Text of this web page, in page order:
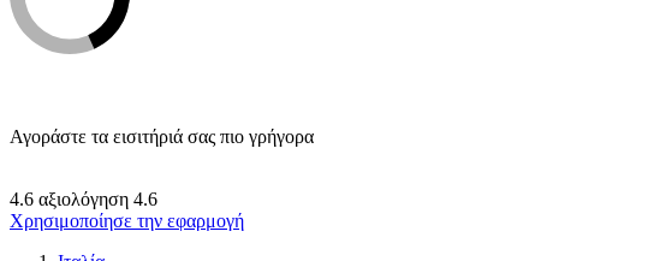
Αγοράστε τα εισιτήριά σας πιο γρήγορα
4.6 αξιολόγηση 4.6
Χρησιμοποίησε την εφαρμογή